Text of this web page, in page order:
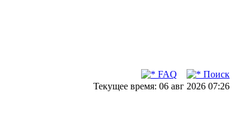
FAQ
Поиск
Текущее время: 06 авг 2026 07:26